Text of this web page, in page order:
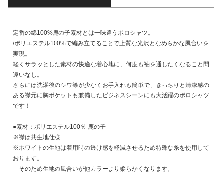
定番の綿100%鹿の子素材とは一味違うポロシャツ。
/ポリエステル100%で編み立てることで上質な光沢となめらかな風合いを
実現。
軽くサラッとした素材の快適な着心地に、何度も袖を通したくなること間
違いなし。
さらには洗濯後のシワ等が少なくお手入れも簡単で、きっちりと清潔感の
ある襟元に胸ポケットも兼備したビジネスシーンにも大活躍のポロシャツ
です！
●素材：ポリエステル100％ 鹿の子
※襟は共生地仕様
※ホワイトの生地は着用時の透け感を軽減させるため特殊な糸を使用して
おります。
そのため生地の風合いが他カラーより柔らかくなります。